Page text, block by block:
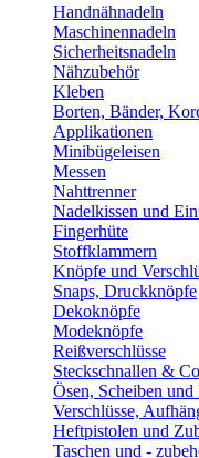
Handnähnadeln
Maschinennadeln
Sicherheitsnadeln
Nähzubehör
Kleben
Borten, Bänder,
Applikationen
Minibügeleisen
Messen
Nahttrenner
Nadelkissen und
Fingerhüte
Stoffklammern
Knöpfe und
Snaps, Druckknöpfe
Dekoknöpfe
Modeknöpfe
Reißverschlüsse
Steckschnallen &
Ösen, Scheiben und
Verschlüsse,
Heftpistolen und
Taschen und -